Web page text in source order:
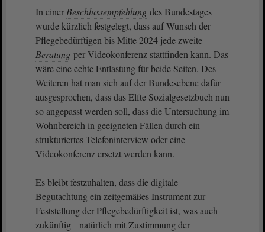
In einer Beschlussempfehlung des Bundestages
wurde kürzlich festgelegt, dass auf Wunsch der
Pflegebedürftigen bis Mitte 2024 jede zweite
Beratung per Videokonferenz stattfinden kann. Das
wäre eine echte Entlastung für beide Seiten. Des
Weiteren hat man sich auf der Bundesebene dafür
ausgesprochen, dass das Elfte Sozialgesetzbuch nun
so angepasst werden soll, dass die Untersuchung im
Wohnbereich in geeigneten Fällen durch ein
strukturiertes Telefoninterview oder eine
Videokonferenz ersetzt werden kann.
Es bleibt festzuhalten, dass die digitale
Begutachtung ein zeitgemäßes Instrument zur
Feststellung der Pflegebedürftigkeit ist, was auch
zukünftig natürlich mit Zustimmung der